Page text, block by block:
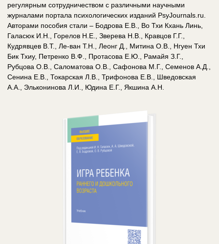
регулярным сотрудничеством с различными научными
журналами портала психологических изданий PsyJournals.ru.
Авторами пособия стали – Бодрова Е.В., Во Тхи Кхань Линь,
Галасюк И.Н., Горелов Н.Е., Зверева Н.В., Кравцов Г.Г.,
Кудрявцев В.Т., Ле-ван Т.Н., Леонг Д., Митина О.В., Нгуен Тхи
Бик Тхиу, Петренко В.Ф., Протасова Е.Ю., Рамайя З.Г.,
Рубцова О.В., Саломатова О.В., Сафонова М.Г., Семенов А.Д.,
Сенина Е.В., Токарская Л.В., Трифонова Е.В., Шведовская
А.А., Эльконинова Л.И., Юдина Е.Г., Якшина А.Н.